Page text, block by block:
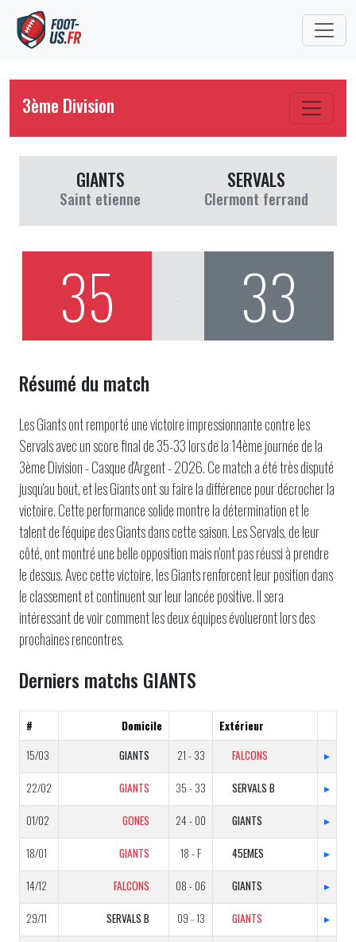
3ème Division
GIANTS
Saint etienne
SERVALS
Clermont ferrand
35 33
Résumé du match
Les Giants ont remporté une victoire impressionnante contre les
Servals avec un score final de 35-33 lors de la 14ème journée de la
3ème Division - Casque d'Argent - 2026. Ce match a été très disputé
jusqu'au bout, et les Giants ont su faire la différence pour décrocher la
victoire. Cette performance solide montre la détermination et le
talent de l'équipe des Giants dans cette saison. Les Servals, de leur
côté, ont montré une belle opposition mais n'ont pas réussi à prendre
le dessus. Avec cette victoire, les Giants renforcent leur position dans
le classement et continuent sur leur lancée positive. Il sera
intéressant de voir comment les deux équipes évolueront lors des
prochaines rencontres.
Derniers matchs GIANTS
# Domicile
Extérieur
15/03
GIANTS 21 - 33 FALCONS ▸
22/02 GIANTS 35 - 33 SERVALS B ▸
01/02 GONES 24 - 00 GIANTS ▸
18/01 GIANTS 18 - F 45EMES ▸
14/12 FALCONS 08 - 06 GIANTS ▸
29/11 SERVALS B 09 - 13 GIANTS ▸